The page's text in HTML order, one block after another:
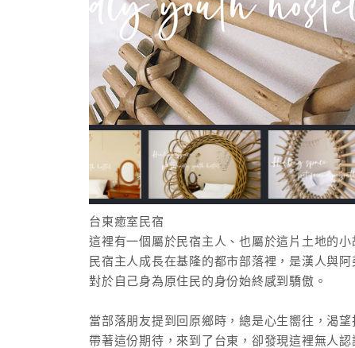
台東癒室民宿
這裡有一個屬於民宿主人、也屬於這片土地的小
民宿主人成長在基隆的都市部落裡，是漢人與阿
對於自己身為原住民的身份始終感到驕傲。
當部落朋友提到回原鄉時，總是心生嚮往，渴望
帶著這份期待，來到了台東，卻發現這裡無人認